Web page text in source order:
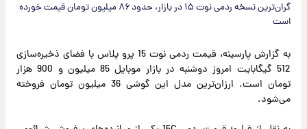
گران‌ترین نسخه ردمی نوت ۱۵ در بازار، حدود ۸۶ میلیون تومان قیمت خورده
است
به گزارش پارسینه، قیمت ردمی نوت 15 پرو پلاس با فضای ذخیره‌سازی
512 گیگابایت امروز دوشنبه در بازار موبایل 85 میلیون و 900 هزار
تومان است. ارزان‌ترین مدل این گوشی 36 میلیون تومان فروخته
می‌شود.